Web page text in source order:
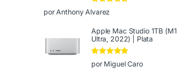
Valorado en
de 5
por Anthony Alvarez
Apple Mac Studio 1TB (M1
Ultra, 2022) | Plata
Valorado en 5
de 5
por Miguel Caro